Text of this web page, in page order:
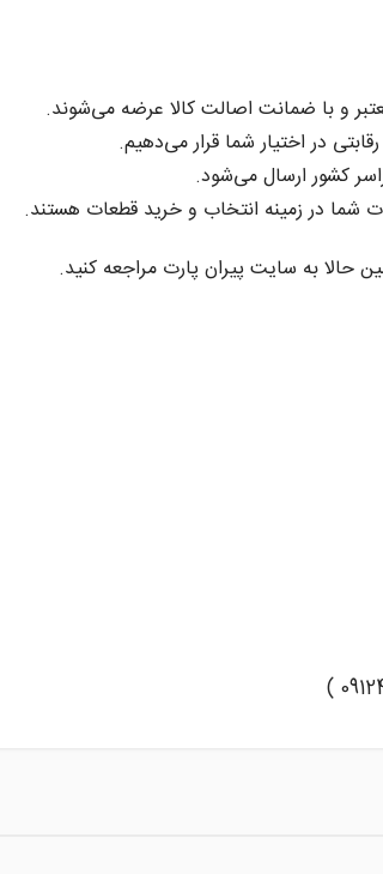
و با ضمانت اصالت کالا عرضه می‌شوند.
در اختیار شما قرار می‌دهیم.
کشور ارسال می‌شود.
شما در زمینه انتخاب و خرید قطعات هستند.